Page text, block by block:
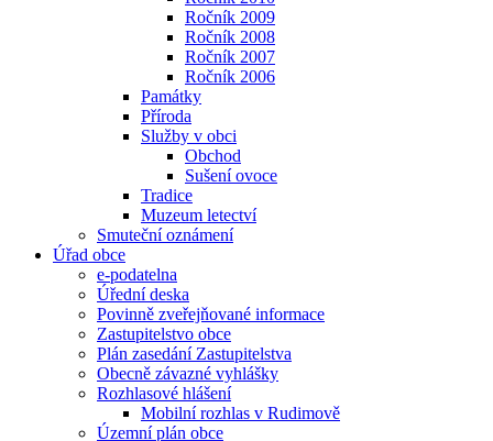
Ročník 2009
Ročník 2008
Ročník 2007
Ročník 2006
Památky
Příroda
Služby v obci
Obchod
Sušení ovoce
Tradice
Muzeum letectví
Smuteční oznámení
Úřad obce
e-podatelna
Úřední deska
Povinně zveřejňované informace
Zastupitelstvo obce
Plán zasedání Zastupitelstva
Obecně závazné vyhlášky
Rozhlasové hlášení
Mobilní rozhlas v Rudimově
Územní plán obce